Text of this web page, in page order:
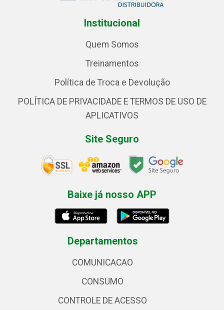
Institucional
Quem Somos
Treinamentos
Política de Troca e Devolução
POLÍTICA DE PRIVACIDADE E TERMOS DE USO DE
APLICATIVOS
Site Seguro
Baixe já nosso APP
Departamentos
COMUNICACAO
CONSUMO
CONTROLE DE ACESSO